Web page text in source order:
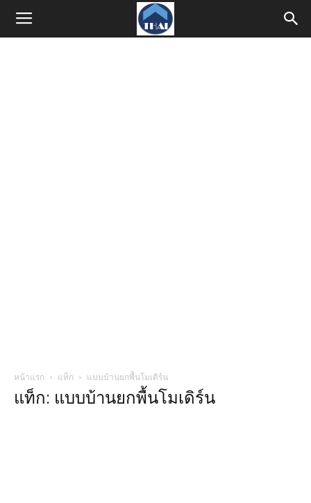
หน้าแรก แท็ก แบบบ้านยกพื้นโมเดิร์น
แท็ก: แบบบ้านยกพื้นโมเดิร์น